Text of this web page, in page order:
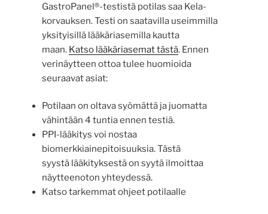
GastroPanel®-testistä potilas saa Kela-
korvauksen. Testi on saatavilla useimmilla
yksityisillä lääkäriasemilla kautta
maan. Katso lääkäriasemat tästä. Ennen
verinäytteen ottoa tulee huomioida
seuraavat asiat:
Potilaan on oltava syömättä ja juomatta
vähintään 4 tuntia ennen testiä.
PPI-lääkitys voi nostaa
biomerkkiainepitoisuuksia. Tästä
syystä lääkityksestä on syytä ilmoittaa
näytteenoton yhteydessä.
Katso tarkemmat ohjeet potilaalle